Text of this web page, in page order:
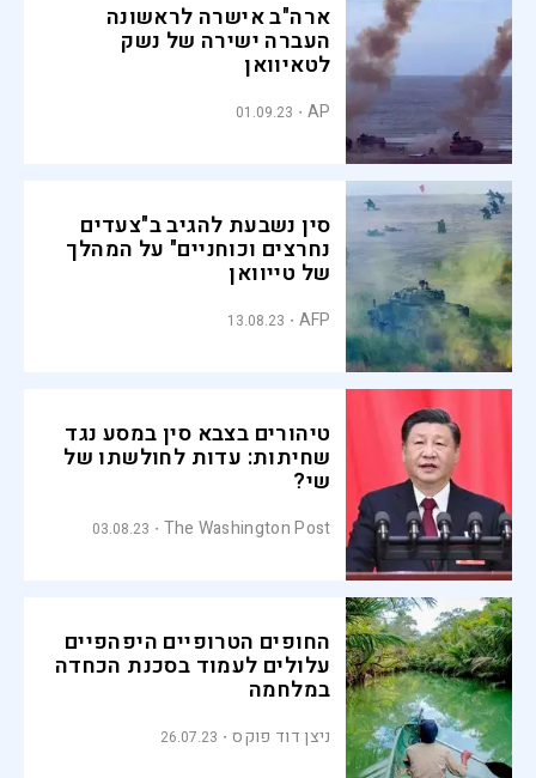
ארה"ב אישרה לראשונה
העברה ישירה של נשק
לטאיוואן
AP
01.09.23
סין נשבעת להגיב ב"צעדים
נחרצים וכוחניים" על המהלך
של טייוואן
AFP
13.08.23
טיהורים בצבא סין במסע נגד
שחיתות: עדות לחולשתו של
שי?
The Washington Post
03.08.23
החופים הטרופיים היפהפיים
עלולים לעמוד בסכנת הכחדה
במלחמה
ניצן דוד פוקס 26.07.23